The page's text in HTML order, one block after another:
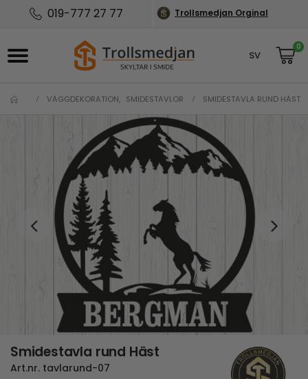
019-777 27 77 Trollsmedjan Orginal
SV
0
VÄGGDEKORATION, SMIDESTAVLOR SMIDESTAVLA RUND HÄST
Smidestavla rund Häst
Art.nr. tavlarund-07